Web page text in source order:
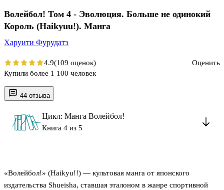
44 отзыва
Цикл: Манга Волейбол!
Книга 4 из 5
«Волейбол!» (Haikyu!!) — культовая манга от японского
издательства Shueisha, ставшая эталоном в жанре спортивной
Волейбол! Том 4 - Эволюция. Больше не одинокий
Король (Haikyuu!). Манга
Харуити Фурудатэ
4.9(109 оценок)
Оценить
Купили более 1 100 человек